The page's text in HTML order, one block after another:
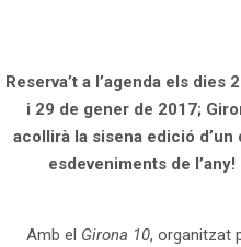
Reserva’t a l’agenda els dies
i 29 de gener de 2017;
acollirà la sisena edició d’un
esdeveniments de l’any!
Amb el Girona 10, organitzat